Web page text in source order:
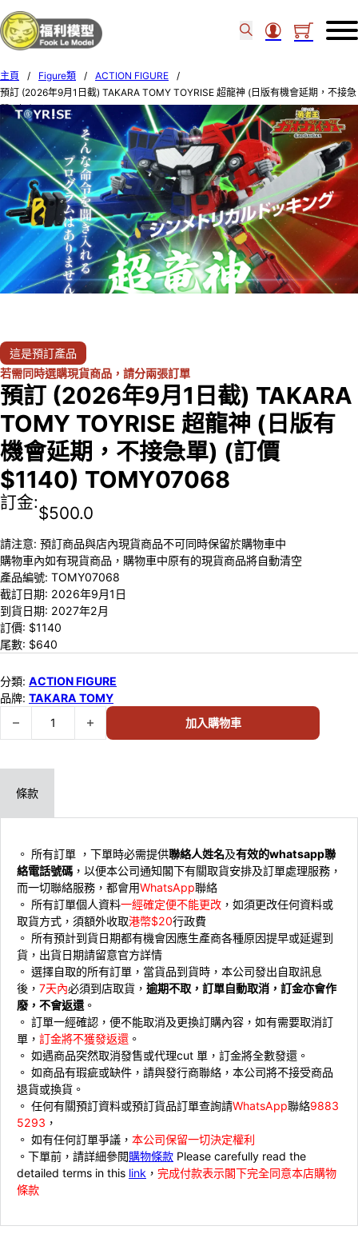
主頁 / Figure類 / ACTION FIGURE
/
預訂 (2026年9月1日截) TAKARA TOMY TOYRISE 超龍神 (日版有機會延期，不接急
單) (訂價$1140) TOMY07068
這是預訂產品
若需同時選購現貨商品，請分兩張訂單
預訂 (2026年9月1日截) TAKARA
TOMY TOYRISE 超龍神 (日版有
機會延期，不接急單) (訂價
$1140) TOMY07068
訂金:
$500.0
請注意: 預訂商品與店內現貨商品不可同時保留於購物車中
購物車內如有現貨商品，購物車中原有的現貨商品將自動清空
產品編號: TOMY07068
截訂日期: 2026年9月1日
到貨日期: 2027年2月
訂價: $1140
尾數: $640
分類: ACTION FIGURE
品牌: TAKARA TOMY
預訂 (2026年9月1日截) TAKARA TOMY TOYRISE 超龍神 (日版有機
加入購物車
條款
。 所有訂單 ，下單時必需提供聯絡人姓名及有效的whatsapp聯
絡電話號碼 ，以便本公司通知閣下有關取貨安排及訂單處理服務，
而一切聯絡服務，都會用WhatsApp聯絡
。 ⁠所有訂單個人資料一經確定便不能更改 ，如須更改任何資料或
取貨方式，須額外收取港幣$20行政費
。 ⁠所有預計到貨日期都有機會因應生產商各種原因提早或延遲到
貨，出貨日期請留意官方詳情
。 ⁠選擇自取的所有訂單，當貨品到貨時，本公司發出自取訊息
後， 7天內必須到店取貨， 逾期不取，訂單自動取消，訂金亦會作
廢，不會返還 。
。 ⁠訂單一經確認，便不能取消及更換訂購內容，如有需要取消訂
單， 訂金將不獲發返還 。
。 ⁠如遇商品突然取消發售或代理cut 單，訂金將全數發還。
。 ⁠如商品有瑕疵或缺件，請與發行商聯絡，本公司將不接受商品
退貨或換貨。
。 ⁠⁠任何有關預訂資料或預訂貨品訂單查詢請WhatsApp聯絡9883
5293 ，
。 ⁠如有任何訂單爭議， 本公司保留一切決定權利
。下單前，請詳細參閱購物條款 Please carefully read the
detailed terms in this link ， 完成付款表示閣下完全同意本店購物
條款